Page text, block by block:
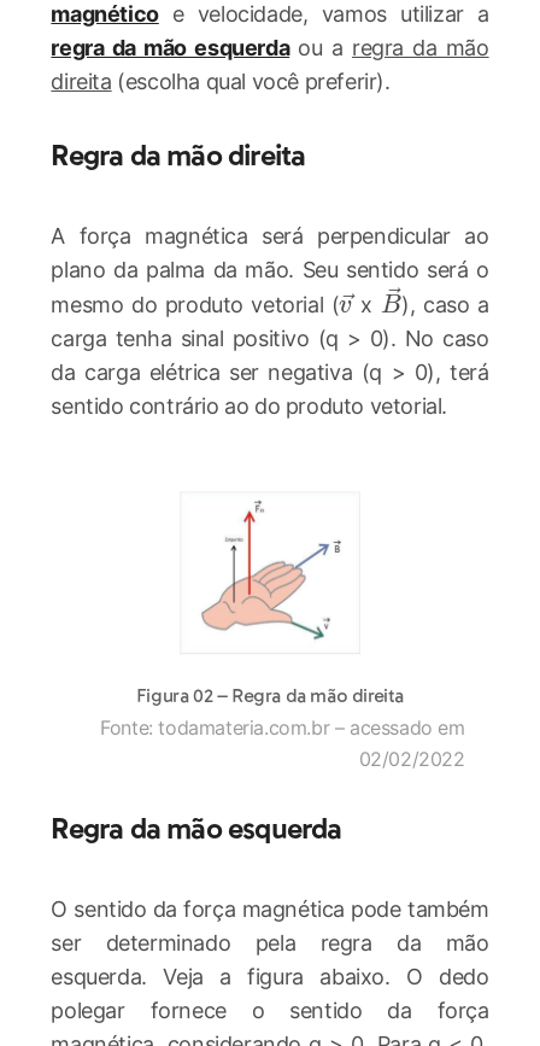
magnéticoe velocidade, vamos utilizar a
regra da mão esquerdaou a regra da mão
direita (escolha qual você preferir).
Regra da mão direita
A força magnética será perpendicular ao
plano da palma da mão. Seu sentido será o
mesmo do produto vetorial (\vec{v}
vx \vec{B}
B), caso a
carga tenha sinal positivo (q > 0). No caso
da carga elétrica ser negativa (q > 0), terá
sentido contrário ao do produto vetorial.
Figura 02 – Regra da mão direita
Fonte: todamateria.com.br – acessado em
02/02/2022
Regra da mão esquerda
O sentido da força magnética pode também
ser determinado pela regra da mão
esquerda. Veja a figura abaixo. O dedo
polegar fornece o sentido da força